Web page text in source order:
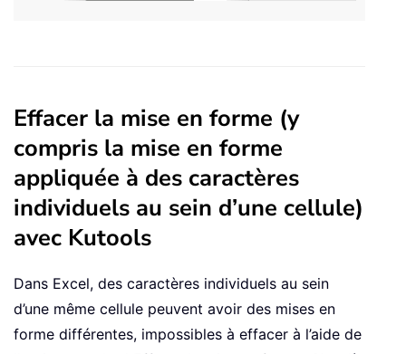
Effacer la mise en forme (y
compris la mise en forme
appliquée à des caractères
individuels au sein d’une cellule)
avec Kutools
Dans Excel, des caractères individuels au sein
d’une même cellule peuvent avoir des mises en
forme différentes, impossibles à effacer à l’aide de